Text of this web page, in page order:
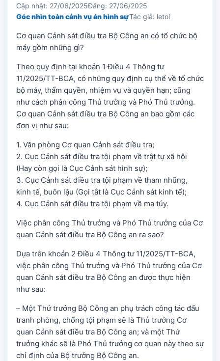
Cập nhật: 27/06/2025Đăng: 27/06/2025
Góc nhìn toàn cảnh vụ án hình sựTác giả: letoi
Cơ quan Cảnh sát điều tra Bộ Công an có tổ chức bộ
máy gồm những gì?
Theo quy định tại khoản 1 Điều 4 Thông tư
11/2025/TT-BCA, có những quy định cụ thể về tổ chức
bộ máy, thẩm quyền, nhiệm vụ và quyền hạn; cũng
như cách phân công Thủ trưởng và Phó Thủ trưởng.
Cơ quan Cảnh sát điều tra Bộ Công an bao gồm các
đơn vị như sau:
1. Văn phòng Cơ quan Cảnh sát điều tra;
2. Cục Cảnh sát điều tra tội phạm về trật tự xã hội
(Hay còn gọi là Cục Cảnh sát hình sự);
3. Cục Cảnh sát điều tra tội phạm về tham nhũng,
kinh tế, buôn lậu (Gọi tắt là Cục Cảnh sát kinh tế);
4. Cục Cảnh sát điều tra tội phạm về ma túy.
Việc phân công Thủ trưởng và Phó Thủ trưởng của Cơ
quan Cảnh sát điều tra Bộ Công an ra sao?
Dựa trên khoản 2 Điều 4 Thông tư 11/2025/TT-BCA,
việc phân công Thủ trưởng và Phó Thủ trưởng của Cơ
quan Cảnh sát điều tra Bộ Công an được thực hiện
như sau:
– Một Thứ trưởng Bộ Công an phụ trách công tác đấu
tranh phòng, chống tội phạm sẽ là Thủ trưởng Cơ
quan Cảnh sát điều tra Bộ Công an; và một Thứ
trưởng khác sẽ là Phó Thủ trưởng cơ quan này theo sự
chỉ định của Bộ trưởng Bộ Công an.